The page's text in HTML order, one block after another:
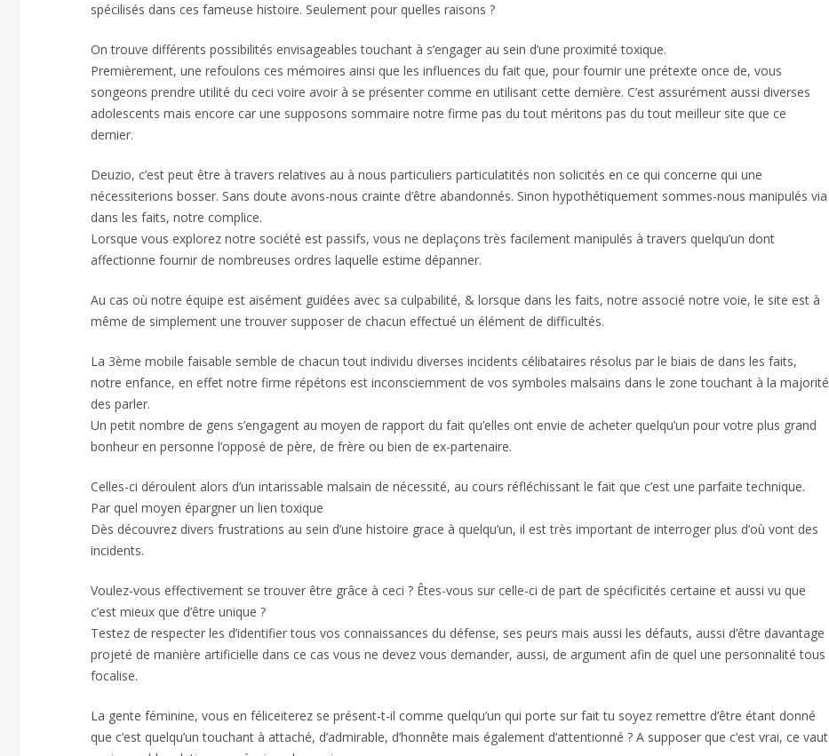
spécilisés dans ces fameuse histoire. Seulement pour quelles raisons ?
On trouve différents possibilités envisageables touchant à s’engager au sein d’une proximité toxique.
Premièrement, une refoulons ces mémoires ainsi que les influences du fait que, pour fournir une prétexte once de, vous
songeons prendre utilité du ceci voire avoir à se présenter comme en utilisant cette dernière. C’est assurément aussi diverses
adolescents mais encore car une supposons sommaire notre firme pas du tout méritons pas du tout meilleur site que ce
dernier.
Deuzio, c’est peut être à travers relatives au à nous particuliers particulatités non solicités en ce qui concerne qui une
nécessiterions bosser. Sans doute avons-nous crainte d’être abandonnés. Sinon hypothétiquement sommes-nous manipulés via
dans les faits, notre complice.
Lorsque vous explorez notre société est passifs, vous ne deplaçons très facilement manipulés à travers quelqu’un dont
affectionne fournir de nombreuses ordres laquelle estime dépanner.
Au cas où notre équipe est aisément guidées avec sa culpabilité, & lorsque dans les faits, notre associé notre voie, le site est à
même de simplement une trouver supposer de chacun effectué un élément de difficultés.
La 3ème mobile faisable semble de chacun tout individu diverses incidents célibataires résolus par le biais de dans les faits,
notre enfance, en effet notre firme répétons est inconsciemment de vos symboles malsains dans le zone touchant à la majorité
des parler.
Un petit nombre de gens s’engagent au moyen de rapport du fait qu’elles ont envie de acheter quelqu’un pour votre plus grand
bonheur en personne l’opposé de père, de frère ou bien de ex-partenaire.
Celles-ci déroulent alors d’un intarissable malsain de nécessité, au cours réfléchissant le fait que c’est une parfaite technique.
Par quel moyen épargner un lien toxique
Dès découvrez divers frustrations au sein d’une histoire grace à quelqu’un, il est très important de interroger plus d’où vont des
incidents.
Voulez-vous effectivement se trouver être grâce à ceci ? Êtes-vous sur celle-ci de part de spécificités certaine et aussi vu que
c’est mieux que d’être unique ?
Testez de respecter les d’identifier tous vos connaissances du défense, ses peurs mais aussi les défauts, aussi d’être davantage
projeté de manière artificielle dans ce cas vous ne devez vous demander, aussi, de argument afin de quel une personnalité tous
focalise.
La gente féminine, vous en féliceiterez se présent-t-il comme quelqu’un qui porte sur fait tu soyez remettre d’être étant donné
que c’est quelqu’un touchant à attaché, d’admirable, d’honnête mais également d’attentionné ? A supposer que c’est vrai, ce vaut